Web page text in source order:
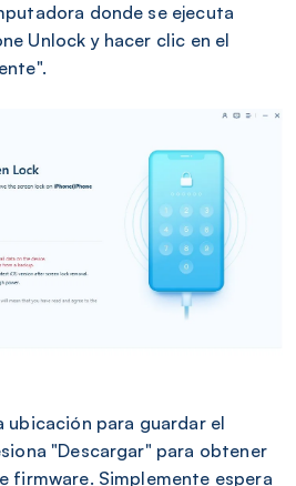
donde se ejecuta
Unlock y hacer clic en el
ubicación para guardar el
"Descargar" para obtener
firmware. Simplemente espera